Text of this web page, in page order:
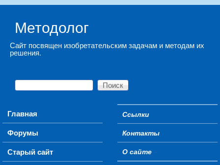
Методолог
Сайт посвящен изобретательским задачам и методам их
решения.
Форма поиска
Поиск
Main menu
Главная
Форумы
Старый сайт
Secondary menu
Ссылки
Контакты
О сайте